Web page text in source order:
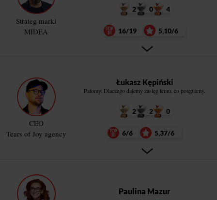
Strateg marki
MIDEA
2 0 4
16/19 5,10/6
CEO
Tears of Joy agency
Łukasz Kępiński
Patomy. Dlaczego dajemy zasięg temu, co potępiamy.
2 2 0
6/6 5,37/6
Paulina Mazur